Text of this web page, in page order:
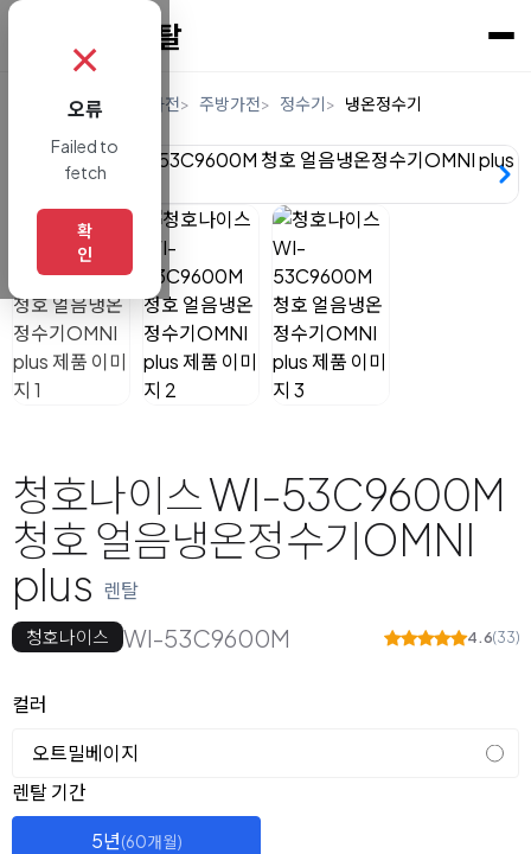
렌탈 디지털/가전 주방가전 정수기 냉온정수기
청호나이스 WI-53C9600M
청호 얼음냉온정수기OMNI
plus 렌탈
청호나이스 WI-53C9600M 4.6(33)
옵션 선택
컬러
오트밀베이지
렌탈 선택
렌탈 기간
5년(60개월)
✗
오류
Failed to
fetch
확
인